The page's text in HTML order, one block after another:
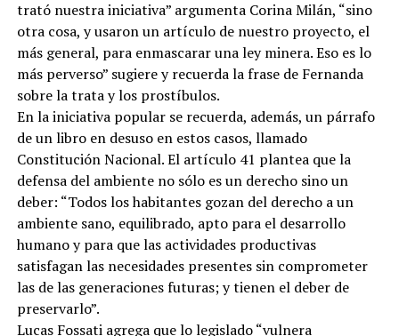
trató nuestra iniciativa” argumenta Corina Milán, “sino
otra cosa, y usaron un artículo de nuestro proyecto, el
más general, para enmascarar una ley minera. Eso es lo
más perverso” sugiere y recuerda la frase de Fernanda
sobre la trata y los prostíbulos.
En la iniciativa popular se recuerda, además, un párrafo
de un libro en desuso en estos casos, llamado
Constitución Nacional. El artículo 41 plantea que la
defensa del ambiente no sólo es un derecho sino un
deber: “Todos los habitantes gozan del derecho a un
ambiente sano, equilibrado, apto para el desarrollo
humano y para que las actividades productivas
satisfagan las necesidades presentes sin comprometer
las de las generaciones futuras; y tienen el deber de
preservarlo”.
Lucas Fossati agrega que lo legislado “vulnera